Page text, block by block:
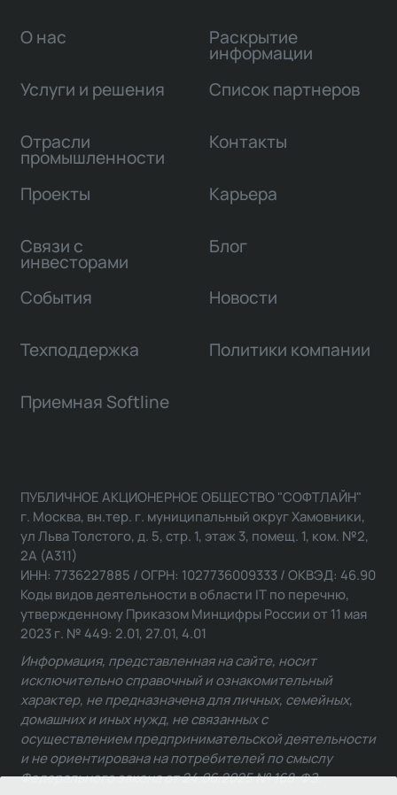
О нас
Услуги и решения
Отрасли
промышленности
Проекты
Связи с
инвесторами
Раскрытие
информации
Список партнеров
Контакты
Карьера
Блог
События Новости
Техподдержка Политики компании
Приемная Softline
ПУБЛИЧНОЕ АКЦИОНЕРНОЕ ОБЩЕСТВО "СОФТЛАЙН"
г. Москва, вн.тер. г. муниципальный округ Хамовники,
ул Льва Толстого, д. 5, стр. 1, этаж 3, помещ. 1, ком. №2,
2А (А311)
ИНН: 7736227885 / ОГРН: 1027736009333 / ОКВЭД: 46.90
Коды видов деятельности в области IT по перечню,
утвержденному Приказом Минцифры России от 11 мая
2023 г. № 449: 2.01, 27.01, 4.01
Информация, представленная на сайте, носит
исключительно справочный и ознакомительный
характер, не предназначена для личных, семейных,
домашних и иных нужд, не связанных с
осуществлением предпринимательской деятельности
и не ориентирована на потребителей по смыслу
Федерального закона от 24.06.2025 № 168-ФЗ.